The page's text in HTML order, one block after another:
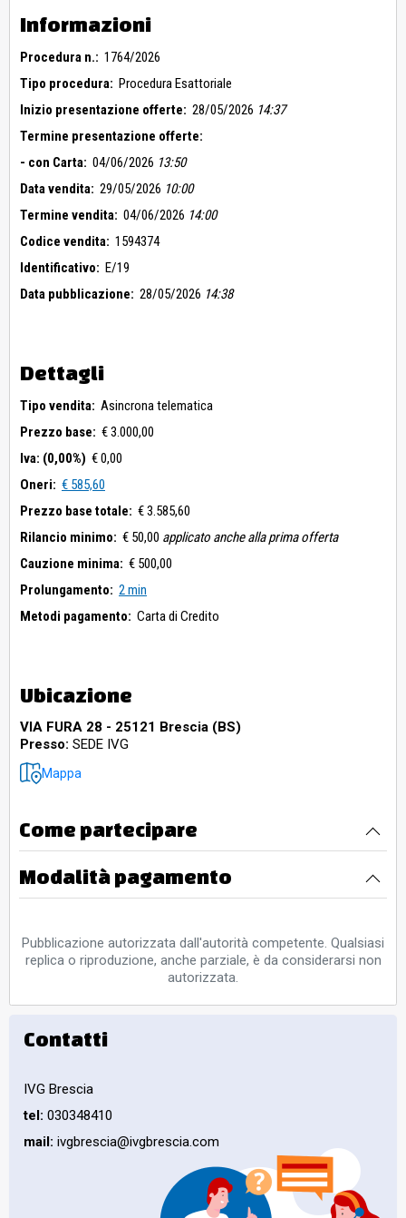
Informazioni
Procedura n.: 1764/2026
Tipo procedura: Procedura Esattoriale
Inizio presentazione offerte: 28/05/2026 14:37
Termine presentazione offerte:
- con Carta: 04/06/2026 13:50
Data vendita: 29/05/2026 10:00
Termine vendita: 04/06/2026 14:00
Codice vendita: 1594374
Identificativo: E/19
Data pubblicazione: 28/05/2026 14:38
Dettagli
Tipo vendita: Asincrona telematica
Prezzo base: € 3.000,00
Iva: (0,00%) € 0,00
Oneri: € 585,60
Prezzo base totale: € 3.585,60
Rilancio minimo: € 50,00 applicato anche alla prima offerta
Cauzione minima: € 500,00
Prolungamento: 2 min
Metodi pagamento: Carta di Credito
Ubicazione
VIA FURA 28 - 25121 Brescia (BS)
Presso: SEDE IVG
Mappa
Come partecipare
Modalità pagamento
Pubblicazione autorizzata dall'autorità competente. Qualsiasi
replica o riproduzione, anche parziale, è da considerarsi non
autorizzata.
Contatti
IVG Brescia
tel: 030348410
mail: ivgbrescia@ivgbrescia.com